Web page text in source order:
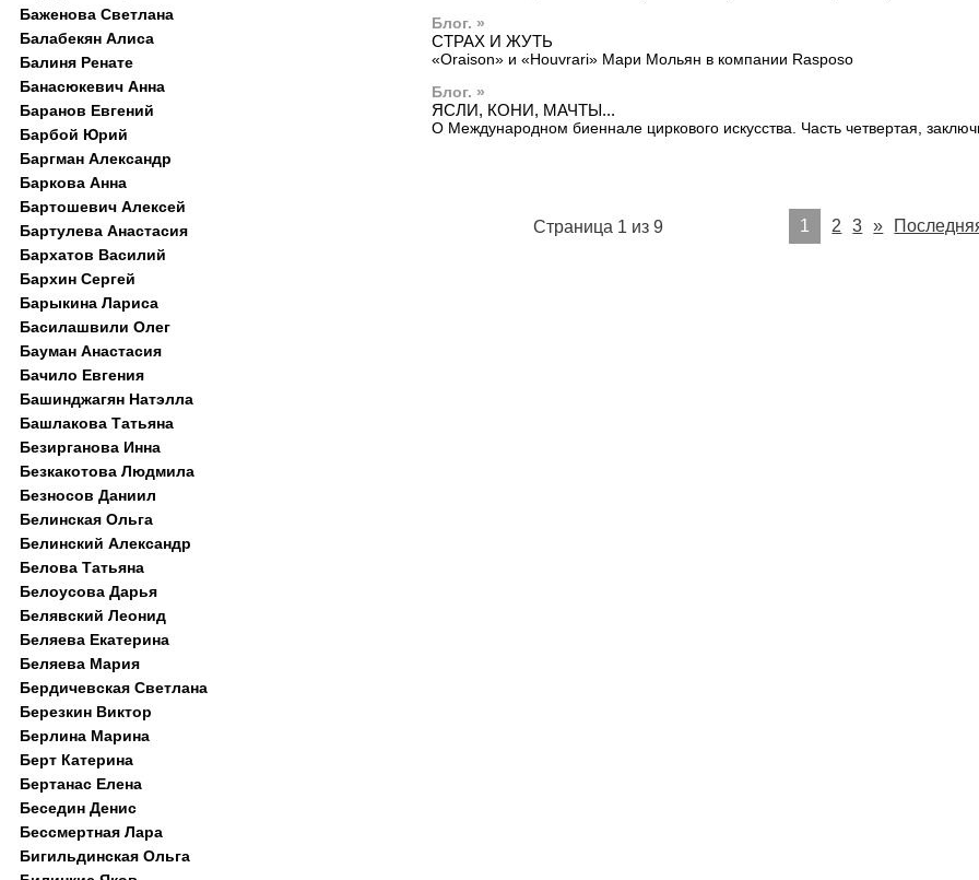
Блог. »
СТРАХ И ЖУТЬ
«Oraison» и «Houvrari» Мари Мольян в компании Rasposo
Блог. »
ЯСЛИ, КОНИ, МАЧТЫ...
О Международном биеннале циркового искусства. Часть четвертая,
Страница 1 из 9 1 2 3 »
Баженова Светлана
Балабекян Алиса
Балиня Ренате
Банасюкевич Анна
Баранов Евгений
Барбой Юрий
Баргман Александр
Баркова Анна
Бартошевич Алексей
Бартулева Анастасия
Бархатов Василий
Бархин Сергей
Барыкина Лариса
Басилашвили Олег
Бауман Анастасия
Бачило Евгения
Башинджагян Натэлла
Башлакова Татьяна
Безирганова Инна
Безкакотова Людмила
Безносов Даниил
Белинская Ольга
Белинский Александр
Белова Татьяна
Белоусова Дарья
Белявский Леонид
Беляева Екатерина
Беляева Мария
Бердичевская Светлана
Березкин Виктор
Берлина Марина
Берт Катерина
Бертанас Елена
Беседин Денис
Бессмертная Лара
Бигильдинская Ольга